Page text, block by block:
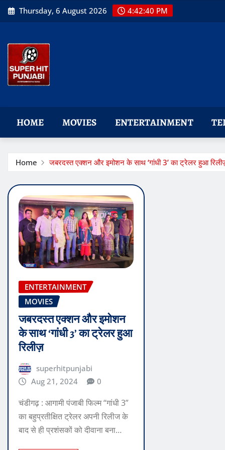
Skip
to
Thursday, 6 August 2026 4:42:41 PM
HOME MOVIES ENTERTAINMENT
Home जबरदस्त एक्शन और इमोशन के साथ ‘गांधी 3’ का ट्रेलर हुआ
ENTERTAINMENT
MOVIES
जबरदस्त एक्शन और इमोशन
के साथ ‘गांधी 3’ का ट्रेलर हुआ
रिलीज़
superhitpunjabi
Aug 21, 2024
0
चंडीगढ़ : आगामी पंजाबी फिल्म “गांधी 3”
का बहुप्रतीक्षित ट्रेलर अपनी रिलीज के
बाद से ही प्रशंसकों को दीवाना बना…